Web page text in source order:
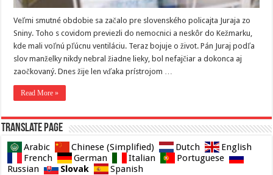
Veľmi smutné obdobie sa začalo pre slovenského policajta Juraja zo
Sniny. Toho s covidom previezli do nemocnici a neskôr do Kežmarku,
kde mali voľnú pľúcnu ventiláciu. Teraz bojuje o život. Pán Juraj podľa
slov manželky nikdy nebral žiadne lieky, bol nefajčiar a dokonca aj
zaočkovaný. Dnes žije len vďaka prístrojom …
Read More »
Translate page
Arabic Chinese (Simplified) Dutch
English
French
German Italian
Portuguese
Russian
Slovak Spanish